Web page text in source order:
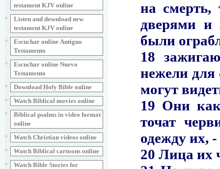
testament KJV online
Listen and download new
testament KJV online
Escuchar online Аntiguo
Testamento
Escuchar online Nuevo
Testamento
Download Holy Bible online
Watch Biblical movies online
Biblical psalms in video format
online
Watch Christian videos online
Watch Biblical cartoons online
Watch Bible Stories for